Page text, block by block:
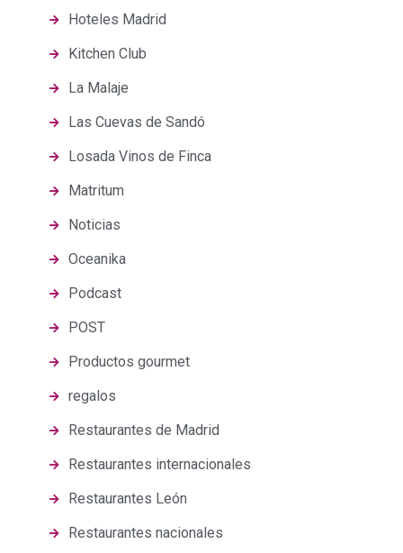
Hoteles Madrid
Kitchen Club
La Malaje
Las Cuevas de Sandó
Losada Vinos de Finca
Matritum
Noticias
Oceanika
Podcast
POST
Productos gourmet
regalos
Restaurantes de Madrid
Restaurantes internacionales
Restaurantes León
Restaurantes nacionales